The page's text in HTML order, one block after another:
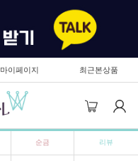
마이페이지 최근본상품
순금 리뷰